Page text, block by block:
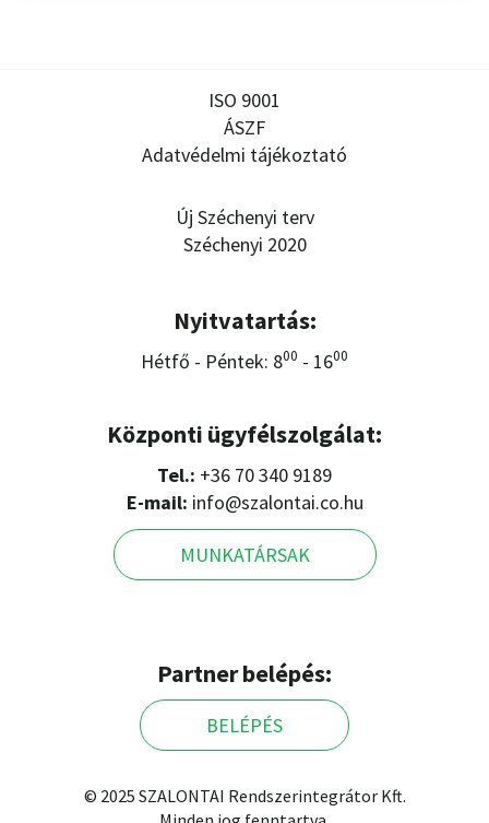
ISO 9001
ÁSZF
Adatvédelmi tájékoztató
Új Széchenyi terv
Széchenyi 2020
Nyitvatartás:
Hétfő - Péntek: 800 - 1600
Központi ügyfélszolgálat:
Tel.: +36 70 340 9189
E-mail: info@szalontai.co.hu
MUNKATÁRSAK
Partner belépés:
BELÉPÉS
© 2025 SZALONTAI Rendszerintegrátor Kft.